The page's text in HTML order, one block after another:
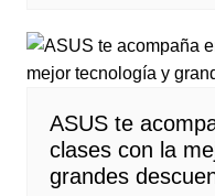
ASUS te
clases con la
grandes